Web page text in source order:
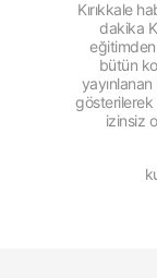
Kırıkkale
dakika
bütün
gösterilerek
izinsiz